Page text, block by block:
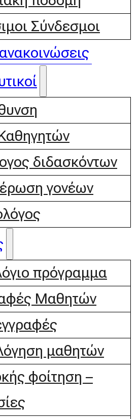
Σύνδεσμοι
διδασκόντων
γονέων
πρόγραμμα
Μαθητών
μαθητών
φοίτηση –